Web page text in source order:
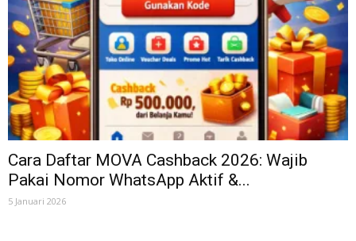
Cara Daftar MOVA Cashback 2026: Wajib
Pakai Nomor WhatsApp Aktif &...
5 Januari 2026